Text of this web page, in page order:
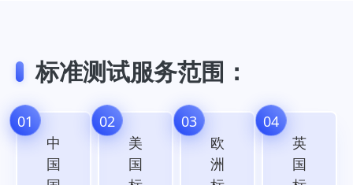
标准测试服务范围：
01
中
国
02
美
国
03
欧
洲
04
英
国